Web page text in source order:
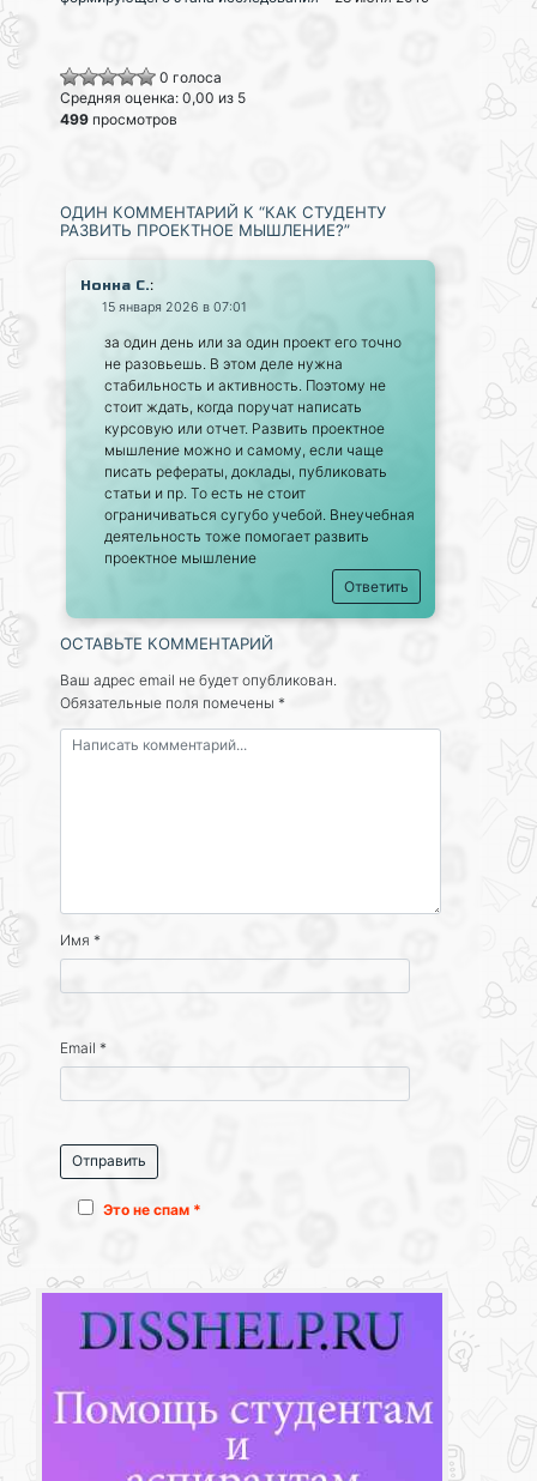
0 голоса
Средняя оценка: 0,00 из 5
499 просмотров
ОДИН КОММЕНТАРИЙ К “КАК СТУДЕНТУ
РАЗВИТЬ ПРОЕКТНОЕ МЫШЛЕНИЕ?”
Нонна С.:
15 января 2026 в 07:01
за один день или за один проект его точно
не разовьешь. В этом деле нужна
стабильность и активность. Поэтому не
стоит ждать, когда поручат написать
курсовую или отчет. Развить проектное
мышление можно и самому, если чаще
писать рефераты, доклады, публиковать
статьи и пр. То есть не стоит
ограничиваться сугубо учебой. Внеучебная
деятельность тоже помогает развить
проектное мышление
Ответить
ОСТАВЬТЕ КОММЕНТАРИЙ
Ваш адрес email не будет опубликован.
Обязательные поля помечены *
Имя *
Email *
Это не спам *